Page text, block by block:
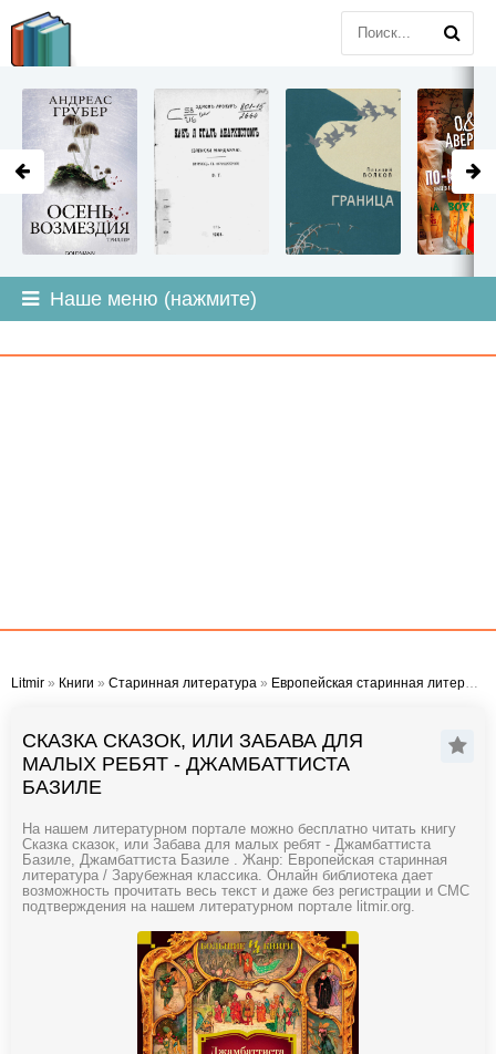
Наше меню (нажмите)
Litmir » Книги » Старинная литература » Европейская старинная литература
СКАЗКА СКАЗОК, ИЛИ ЗАБАВА ДЛЯ
МАЛЫХ РЕБЯТ - ДЖАМБАТТИСТА
БАЗИЛЕ
На нашем литературном портале можно бесплатно читать книгу
Сказка сказок, или Забава для малых ребят - Джамбаттиста
Базиле, Джамбаттиста Базиле . Жанр: Европейская старинная
литература / Зарубежная классика. Онлайн библиотека дает
возможность прочитать весь текст и даже без регистрации и СМС
подтверждения на нашем литературном портале litmir.org.
LITMIR.ORG